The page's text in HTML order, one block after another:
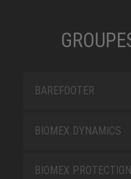
BAREFOOTER
BIOMEX DYNAMICS
BIOMEX PROTECTION